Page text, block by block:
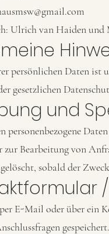
Ulrich van Haiden
persönlichen Daten ist
gesetzlichen
und
personenbezogene
zur Bearbeitung von
sobald der
E-Mail oder über ein
gespeichert.